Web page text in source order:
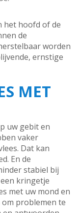
het hoofd of de
de
worden
ernstige
MET
uw gebit en
vaker
Dat kan
En de
stabiel bij
kringetje
met uw mond en
problemen te